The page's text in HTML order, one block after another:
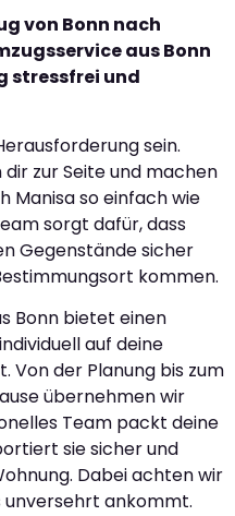
von Bonn nach
aus Bonn
stressfrei und
sein.
zur Seite und machen
Manisa so einfach wie
sorgt dafür, dass
Gegenstände sicher
kommen.
Bonn bietet einen
auf deine
Von der Planung bis zum
übernehmen wir
Team packt deine
sie sicher und
Dabei achten wir
unversehrt ankommt.